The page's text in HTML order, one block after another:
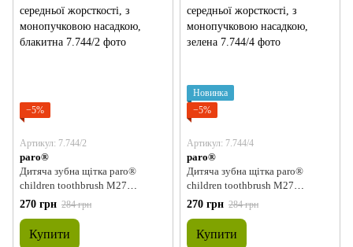
−5%
Артикул: 7.744/2
paro®
Дитяча зубна щітка paro®
children toothbrush M27
середньої жорсткості, з
монопучковою насадкою,
блакитна
270 грн 284 грн
Купити
Новинка
−5%
Артикул: 7.744/4
paro®
Дитяча зубна щітка paro®
children toothbrush M27
середньої жорсткості, з
монопучковою насадкою, зелена
270 грн 284 грн
Купити